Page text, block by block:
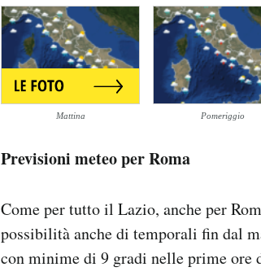
Mattina Pomeriggio
Previsioni meteo per Roma
Come per tutto il Lazio, anche per
possibilità anche di temporali fin dal
con minime di 9 gradi nelle prime ore